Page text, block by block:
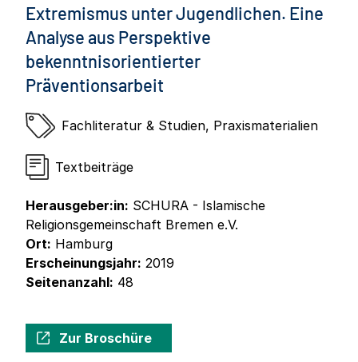
Extremismus unter Jugendlichen. Eine
Analyse aus Perspektive
bekenntnisorientierter
Präventionsarbeit
Fachliteratur & Studien, Praxismaterialien
Textbeiträge
Herausgeber:in: SCHURA - Islamische
Religionsgemeinschaft Bremen e.V.
Ort: Hamburg
Erscheinungsjahr: 2019
Seitenanzahl: 48
Zur Broschüre